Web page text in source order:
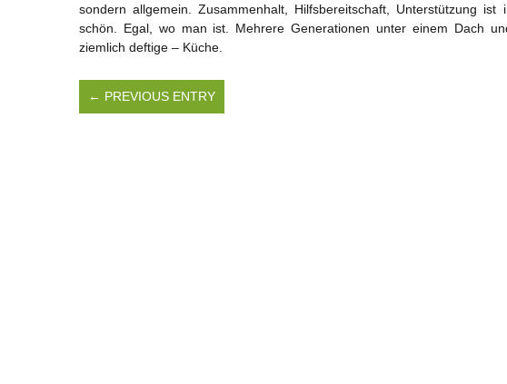
sondern allgemein. Zusammenhalt, Hilfsbereitschaft, Unterstützung
schön. Egal, wo man ist. Mehrere Generationen unter einem Dach
ziemlich deftige – Küche.
← PREVIOUS ENTRY